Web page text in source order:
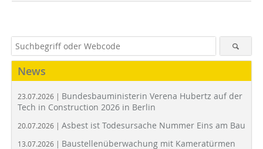
News
23.07.2026 | Bundesbauministerin Verena Hubertz auf der
Tech in Construction 2026 in Berlin
20.07.2026 | Asbest ist Todesursache Nummer Eins am Bau
13.07.2026 | Baustellenüberwachung mit Kameratürmen